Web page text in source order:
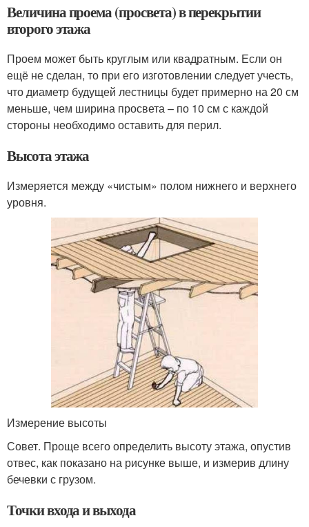
Величина проема (просвета) в перекрытии
второго этажа
Проем может быть круглым или квадратным. Если он
ещё не сделан, то при его изготовлении следует учесть,
что диаметр будущей лестницы будет примерно на 20 см
меньше, чем ширина просвета – по 10 см с каждой
стороны необходимо оставить для перил.
Высота этажа
Измеряется между «чистым» полом нижнего и верхнего
уровня.
Измерение высоты
Совет. Проще всего определить высоту этажа, опустив
отвес, как показано на рисунке выше, и измерив длину
бечевки с грузом.
Точки входа и выхода